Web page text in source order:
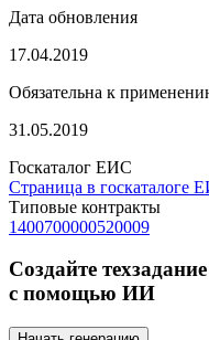
Дата обновления
17.04.2019
Обязательна к
31.05.2019
Госкаталог ЕИС
Страница в госкаталоге
Типовые контракты
1400700000520009
Создайте техзадание
с помощью ИИ